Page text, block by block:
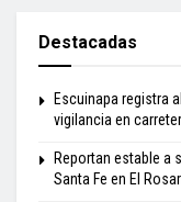
Destacadas
Escuinapa registra
vigilancia en
Reportan estable a
Santa Fe en El